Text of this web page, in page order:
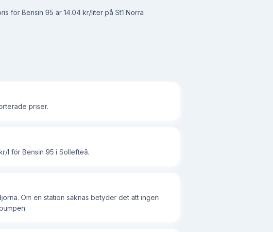
för Bensin 95 är 14.04 kr/liter på St1 Norra
priser.
l för Bensin 95 i Sollefteå.
Om en station saknas betyder det att ingen